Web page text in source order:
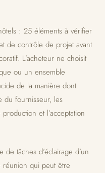
: 25 éléments à vérifier
de contrôle de projet avant
L’acheteur ne choisit
ou un ensemble
de la manière dont
du fournisseur, les
et l’acceptation
de tâches d’éclairage d’un
qui peut être